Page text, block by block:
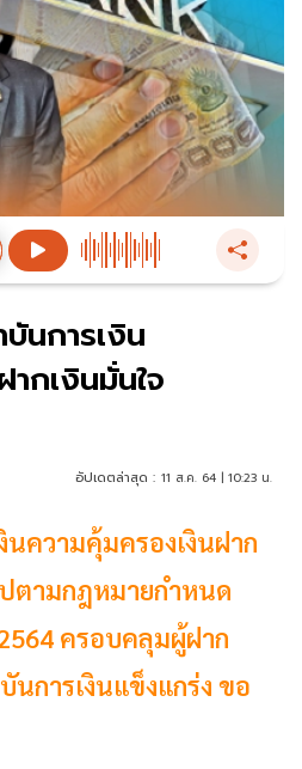
นการเงิน
กเงินมั่นใจ
อัปเดตล่าสุด : 11 ส.ค. 64 | 10:23 น.
นความคุ้มครองเงินฝาก
ตามกฎหมายกำหนด
ครอบคลุมผู้ฝาก
นการเงินแข็งแกร่ง ขอ